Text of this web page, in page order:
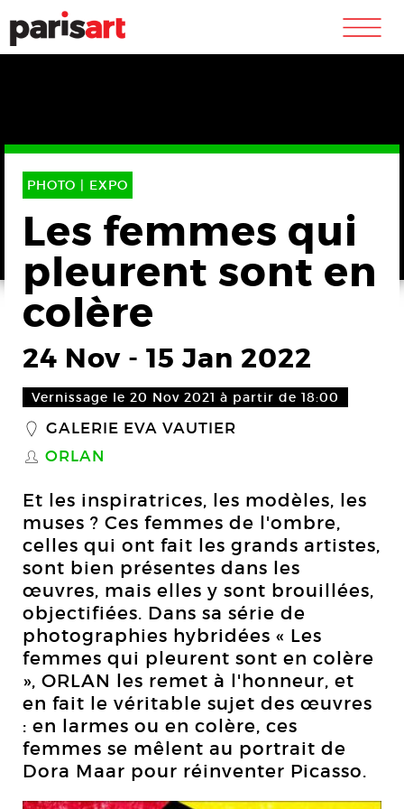
m
PHOTO | EXPO
Les femmes qui
pleurent sont en
colère
24 Nov - 15 Jan 2022
Vernissage le 20 Nov 2021 à partir de 18:00
_ GALERIE EVA VAUTIER
S ORLAN
Et les inspiratrices, les modèles, les
muses ? Ces femmes de l'ombre,
celles qui ont fait les grands artistes,
sont bien présentes dans les
œuvres, mais elles y sont brouillées,
objectifiées. Dans sa série de
photographies hybridées « Les
femmes qui pleurent sont en colère
», ORLAN les remet à l'honneur, et
en fait le véritable sujet des œuvres
: en larmes ou en colère, ces
femmes se mêlent au portrait de
Dora Maar pour réinventer Picasso.